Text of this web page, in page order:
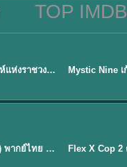
TOP IMDB
Royal Betrothal (2026) สัญญาวิวาห์แห่งราชวงศ์ พากย์ไทย ซับไทย EP1-32 ★9
Our Sticky Love รักติดหนึบ (2026) พากย์ไทย ซับไทย EP.1-12 ★8